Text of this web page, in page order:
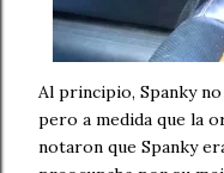
Al principio, Spanky
pero a medida que la
notaron que Spanky